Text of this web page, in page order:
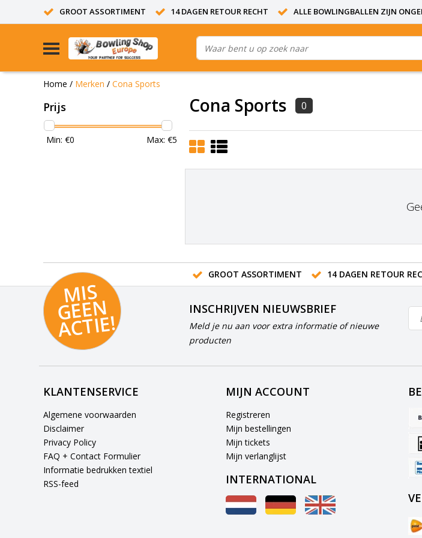
GROOT ASSORTIMENT 14 DAGEN RETOUR RECHT ALLE BOWLINGBALLEN ZIJN
Home / Merken / Cona Sports
Prijs
Min: €0 Max: €5
Cona Sports 0
GROOT ASSORTIMENT 14 DAGEN RETOUR
MI
S
G
E
E
N
A
C
TI
E!
INSCHRIJVEN NIEUWSBRIEF
Meld je nu aan voor extra informatie of nieuwe
producten
KLANTENSERVICE
Algemene voorwaarden
Disclaimer
Privacy Policy
FAQ + Contact Formulier
Informatie bedrukken textiel
RSS-feed
MIJN ACCOUNT
Registreren
Mijn bestellingen
Mijn tickets
Mijn verlanglijst
INTERNATIONAL